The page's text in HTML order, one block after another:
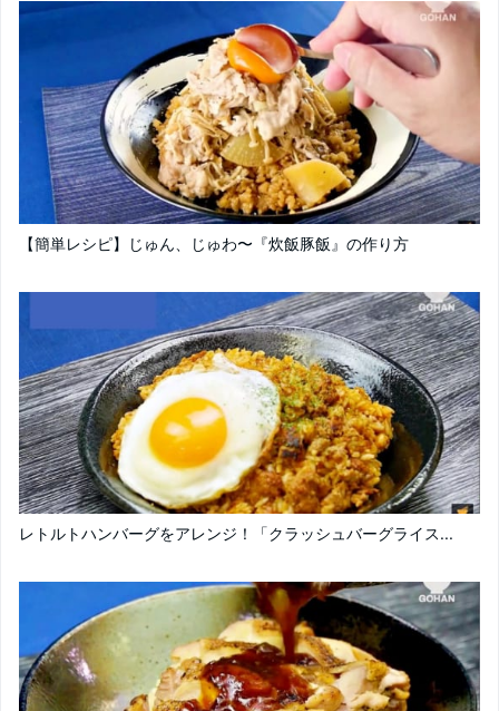
【簡単レシピ】じゅん、じゅわ〜『炊飯豚飯』の作り方
レトルトハンバーグをアレンジ！「クラッシュバーグライス...